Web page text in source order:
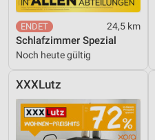
24,5 km
Schlafzimmer Spezial
Noch heute gültig
XXXLutz